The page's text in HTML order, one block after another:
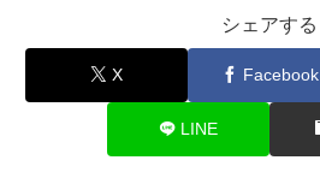
シェアする
X Facebook
LINE